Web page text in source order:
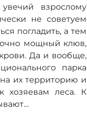
взрослому
не советуем
погладить, а тем
мощный клюв,
Да и вообще,
парка
их территорию и
хозяевам леса. К